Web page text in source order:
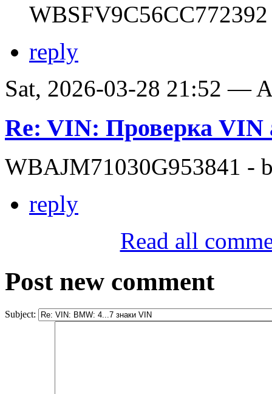
WBSFV9C56CC772392
reply
Sat, 2026-03-28 21:52 —
Re: VIN: Проверка VIN
WBAJM71030G953841 -
reply
Read all
Post new comment
Subject: